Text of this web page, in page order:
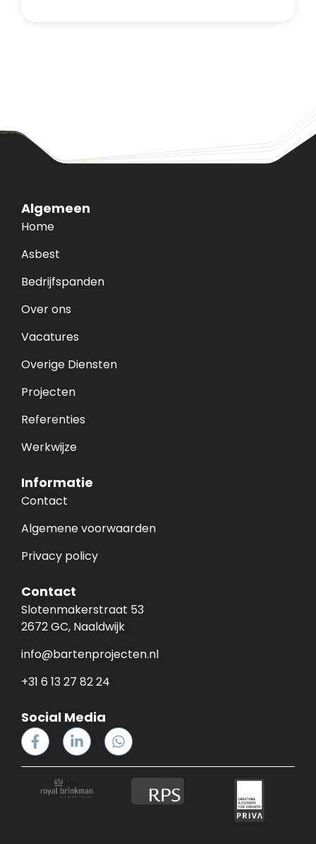
Algemeen
Home
Asbest
Bedrijfspanden
Over ons
Vacatures
Overige Diensten
Projecten
Referenties
Werkwijze
Informatie
Contact
Algemene voorwaarden
Privacy policy
Contact
Slotenmakerstraat 53
2672 GC, Naaldwijk
info@bartenprojecten.nl
+31 6 13 27 82 24
Social Media